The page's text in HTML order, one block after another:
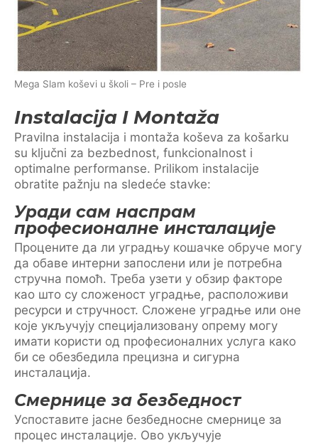
Mega Slam koševi u školi – Pre i posle
Instalacija I Montaža
Pravilna instalacija i montaža koševa za košarku
su ključni za bezbednost, funkcionalnost i
optimalne performanse. Prilikom instalacije
obratite pažnju na sledeće stavke:
Уради сам наспрам
професионалне инсталације
Процените да ли уградњу кошачке обруче могу
да обаве интерни запослени или је потребна
стручна помоћ. Треба узети у обзир факторе
као што су сложеност уградње, расположиви
ресурси и стручност. Сложене уградње или оне
које укључују специјализовану опрему могу
имати користи од професионалних услуга како
би се обезбедила прецизна и сигурна
инсталација.
Смернице за безбедност
Успоставите јасне безбедносне смернице за
процес инсталације. Ово укључује